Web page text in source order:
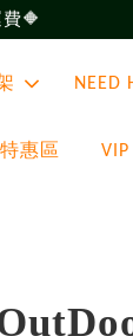
🔶
NEED
惠區